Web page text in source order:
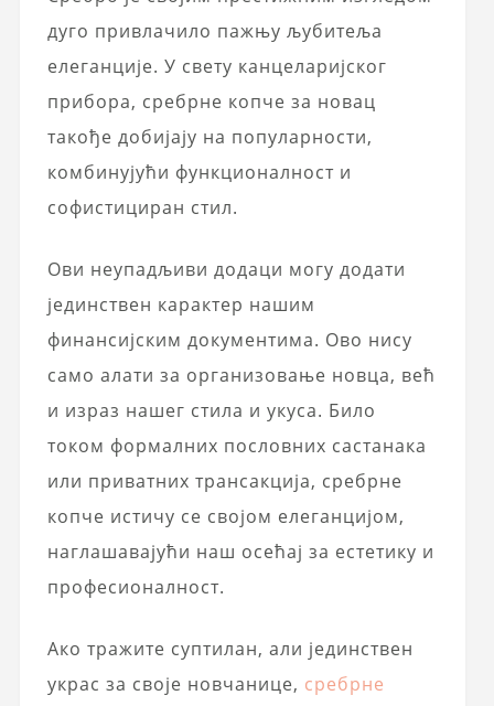
дуго привлачило пажњу љубитеља
елеганције. У свету канцеларијског
прибора, сребрне копче за новац
такође добијају на популарности,
комбинујући функционалност и
софистициран стил.
Ови неупадљиви додаци могу додати
јединствен карактер нашим
финансијским документима. Ово нису
само алати за организовање новца, већ
и израз нашег стила и укуса. Било
током формалних пословних састанака
или приватних трансакција, сребрне
копче истичу се својом елеганцијом,
наглашавајући наш осећај за естетику и
професионалност.
Ако тражите суптилан, али јединствен
украс за своје новчанице, сребрне